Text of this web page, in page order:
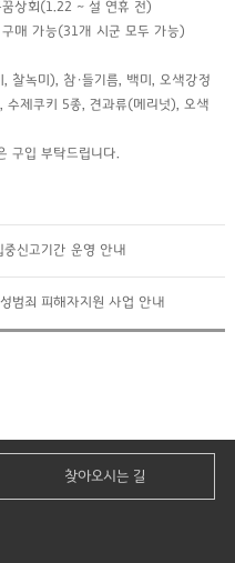
상회(1.22 ~ 설 연휴 전)
매 가능(31개 시군 모두 가능)
찰녹미), 참·들기름, 백미, 오색강정
수제쿠키 5종, 견과류(메리넛), 오색
구입 부탁드립니다.
신고기간 운영 안내
범죄 피해자지원 사업 안내
찾아오시는 길